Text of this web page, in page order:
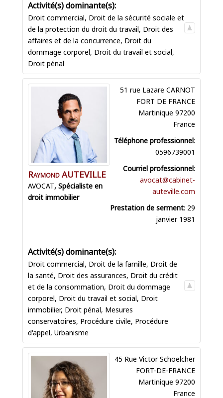
Droit commercial, Droit de la sécurité sociale et
de la protection du droit du travail, Droit des
affaires et de la concurrence, Droit du
dommage corporel, Droit du travail et social,
Droit pénal
RaymondAUTEVILLE
AVOCAT
51 rue Lazare CARNOT
FORT DE FRANCE
Martinique 97200
France
Téléphone professionnel:
0596739001
Courriel professionnel:
avocat@cabinet-
auteville.com
Prestation de serment: 29
janvier 1981
Droit commercial, Droit de la famille, Droit de
la santé, Droit des assurances, Droit du crédit
et de la consommation, Droit du dommage
corporel, Droit du travail et social, Droit
immobilier, Droit pénal, Mesures
conservatoires, Procédure civile, Procédure
d'appel, Urbanisme
45 Rue Victor Schoelcher
FORT-DE-FRANCE
Martinique 97200
France